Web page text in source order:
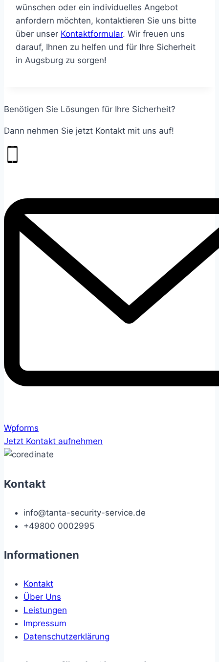
wünschen oder ein individuelles Angebot
anfordern möchten, kontaktieren Sie uns bitte
über unser Kontaktformular. Wir freuen uns
darauf, Ihnen zu helfen und für Ihre Sicherheit
in Augsburg zu sorgen!
Benötigen Sie Lösungen für Ihre Sicherheit?
Dann nehmen Sie jetzt Kontakt mit uns auf!
Wpforms
Jetzt Kontakt aufnehmen
Kontakt
info@tanta-security-service.de
+49800 0002995
Informationen
Kontakt
Über Uns
Leistungen
Impressum
Datenschutzerklärung